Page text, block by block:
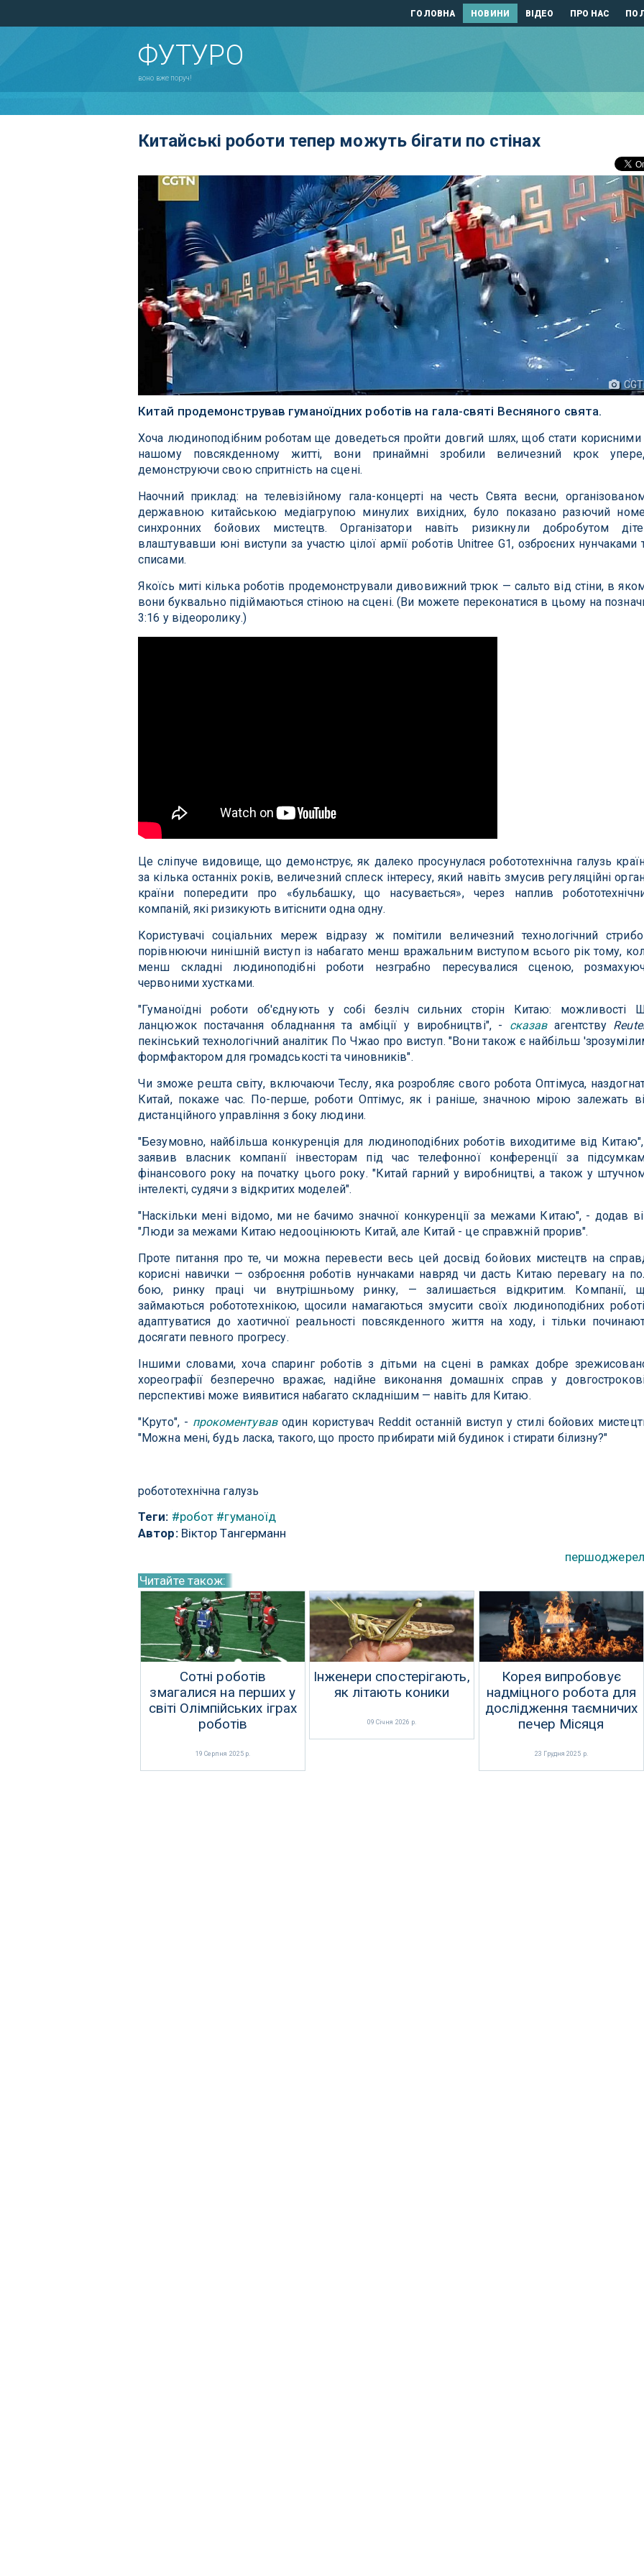
ГОЛОВНА НОВИНИ ВІДЕО ПРО НАС
ФУТУРО
воно вже поруч!
Китайські роботи тепер можуть бігати по стінах
Китай продемонстрував гуманоїдних роботів на гала-святі Весняного свята.
Хоча людиноподібним роботам ще доведеться пройти довгий шлях, щоб стати корисними
нашому повсякденному житті, вони принаймні зробили величезний крок
демонструючи свою спритність на сцені.
Наочний приклад: на телевізійному гала-концерті на честь Свята весни,
державною китайською медіагрупою минулих вихідних, було показано разючий
синхронних бойових мистецтв. Організатори навіть ризикнули добробутом
влаштувавши юні виступи за участю цілої армії роботів Unitree G1, озброєних нунчаками
списами.
Якоїсь миті кілька роботів продемонстрували дивовижний трюк — сальто від стіни, в
вони буквально підіймаються стіною на сцені. (Ви можете переконатися в цьому на
3:16 у відеоролику.)
Це сліпуче видовище, що демонструє, як далеко просунулася робототехнічна галузь
за кілька останніх років, величезний сплеск інтересу, який навіть змусив регуляційні
країни попередити про «бульбашку, що насувається», через наплив
компаній, які ризикують витіснити одна одну.
Користувачі соціальних мереж відразу ж помітили величезний технологічний
порівнюючи нинішній виступ із набагато менш вражальним виступом всього рік тому,
менш складні людиноподібні роботи незграбно пересувалися сценою,
червоними хустками.
"Гуманоїдні роботи об'єднують у собі безліч сильних сторін Китаю: можливості
ланцюжок постачання обладнання та амбіції у виробництві", - сказавагентству
пекінський технологічний аналітик По Чжао про виступ. "Вони також є найбільш
формфактором для громадськості та чиновників".
Чи зможе решта світу, включаючи Теслу, яка розробляє свого робота Оптімуса,
Китай, покаже час. По-перше, роботи Оптімус, як і раніше, значною мірою залежать
дистанційного управління з боку людини.
"Безумовно, найбільша конкуренція для людиноподібних роботів виходитиме від
заявив власник компанії інвесторам під час телефонної конференції за
фінансового року на початку цього року. "Китай гарний у виробництві, а також у
інтелекті, судячи з відкритих моделей".
"Наскільки мені відомо, ми не бачимо значної конкуренції за межами Китаю", - додав
"Люди за межами Китаю недооцінюють Китай, але Китай - це справжній прорив".
Проте питання про те, чи можна перевести весь цей досвід бойових мистецтв на
корисні навички — озброєння роботів нунчаками навряд чи дасть Китаю перевагу на
бою, ринку праці чи внутрішньому ринку, — залишається відкритим. Компанії,
займаються робототехнікою, щосили намагаються змусити своїх людиноподібних
адаптуватися до хаотичної реальності повсякденного життя на ходу, і тільки
досягати певного прогресу.
Іншими словами, хоча спаринг роботів з дітьми на сцені в рамках добре
хореографії безперечно вражає, надійне виконання домашніх справ у
перспективі може виявитися набагато складнішим — навіть для Китаю.
"Круто", - прокоментуваводин користувач Reddit останній виступ у стилі бойових
"Можна мені, будь ласка, такого, що просто прибирати мій будинок і стирати білизну?"
робототехнічна галузь
Теги: #робот #гуманоїд
Автор:Віктор Тангерманн
Читайте також:
Сотні роботів
змагалися на перших у
світі Олімпійських іграх
роботів
19 Серпня 2025 р.
Інженери спостерігають,
як літають коники
09 Січня 2026 р.
Корея випробовує
надміцного робота для
дослідження таємничих
печер Місяця
23 Грудня 2025 р.